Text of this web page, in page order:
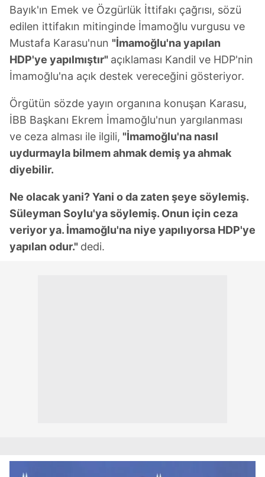
Bayık'ın Emek ve Özgürlük İttifakı çağrısı, sözü
edilen ittifakın mitinginde İmamoğlu vurgusu ve
Mustafa Karasu'nun "İmamoğlu'na yapılan
HDP'ye yapılmıştır" açıklaması Kandil ve HDP'nin
İmamoğlu'na açık destek vereceğini gösteriyor.
Örgütün sözde yayın organına konuşan Karasu,
İBB Başkanı Ekrem İmamoğlu'nun yargılanması
ve ceza alması ile ilgili, "İmamoğlu'na nasıl
uydurmayla bilmem ahmak demiş ya ahmak
diyebilir.
Ne olacak yani? Yani o da zaten şeye söylemiş.
Süleyman Soylu'ya söylemiş. Onun için ceza
veriyor ya. İmamoğlu'na niye yapılıyorsa HDP'ye
yapılan odur." dedi.